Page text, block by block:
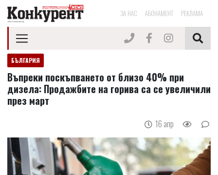
ЗА НАС АБОНАМЕНТ РЕКЛАМА
БЪЛГАРИЯ
Въпреки поскъпването от близо 40% при
дизела: Продажбите на горива са се увеличили
през март
16 апр